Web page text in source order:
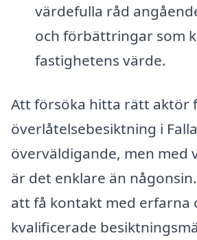
värdefulla råd
och förbättringar som
fastighetens värde.
Att försöka hitta rätt aktör
överlåtelsebesiktning i
överväldigande, men med
är det enklare än
att få kontakt med erfarna
kvalificerade